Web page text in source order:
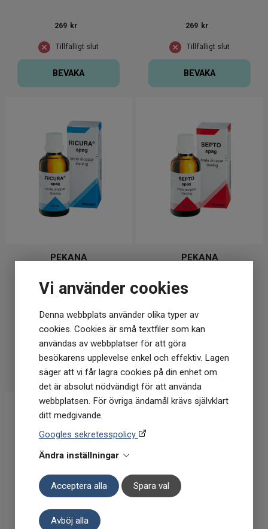
Vi använder cookies
Denna webbplats använder olika typer av
cookies. Cookies är små textfiler som kan
användas av webbplatser för att göra
besökarens upplevelse enkel och effektiv. Lagen
säger att vi får lagra cookies på din enhet om
det är absolut nödvändigt för att använda
webbplatsen. För övriga ändamål krävs självklart
ditt medgivande.
Googles sekretesspolicy
Ändra inställningar
Acceptera alla Spara val
Avböj alla
Tillfälligt slut
269 kr
BEVAKA
Tillfälligt slut
269 kr
BEVAKA
PEKANA Ricura 50ml
PEKANA
Tillfälligt slut
269 kr
BEVAKA
PEKANA Septo 50ml
PEKANA
269
KÖP